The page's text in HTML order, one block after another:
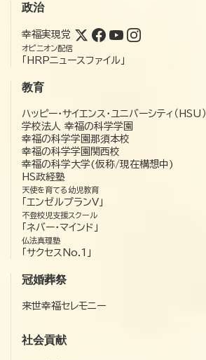
政治
幸福実現党
オピニオン配信
「HRPニュースファイル」
教育
ハッピー・サイエンス・ユニバーシティ（HSU）
学校法人 幸福の科学学園
幸福の科学学園那須本校
幸福の科学学園関西校
幸福の科学大学(仮称/現在構想中)
HS政経塾
天使を育てる幼児教育
「エンゼルプランV」
不登校児支援スクール
「ネバー・マインド」
仏法真理塾
「サクセスNo.1」
冠婚葬祭
来世幸福セレモニー
社会貢献